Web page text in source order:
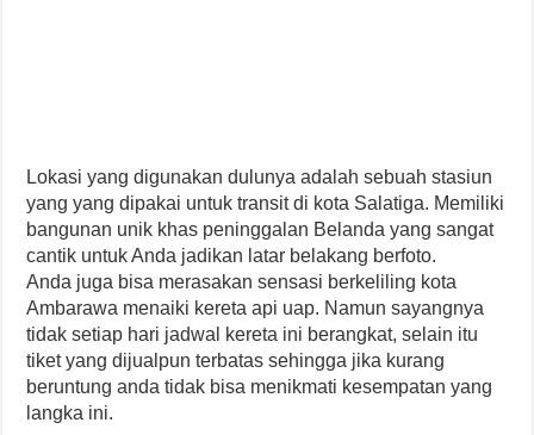
Lokasi yang digunakan dulunya adalah sebuah stasiun
yang yang dipakai untuk transit di kota Salatiga. Memiliki
bangunan unik khas peninggalan Belanda yang sangat
cantik untuk Anda jadikan latar belakang berfoto.
Anda juga bisa merasakan sensasi berkeliling kota
Ambarawa menaiki kereta api uap. Namun sayangnya
tidak setiap hari jadwal kereta ini berangkat, selain itu
tiket yang dijualpun terbatas sehingga jika kurang
beruntung anda tidak bisa menikmati kesempatan yang
langka ini.